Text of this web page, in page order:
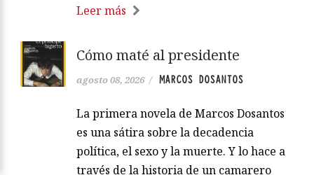
Leer más
Cómo maté al presidente
agosto 08, 2026 / MARCOS DOSANTOS
La primera novela de Marcos Dosantos
es una sátira sobre la decadencia
política, el sexo y la muerte. Y lo hace a
través de la historia de un camarero